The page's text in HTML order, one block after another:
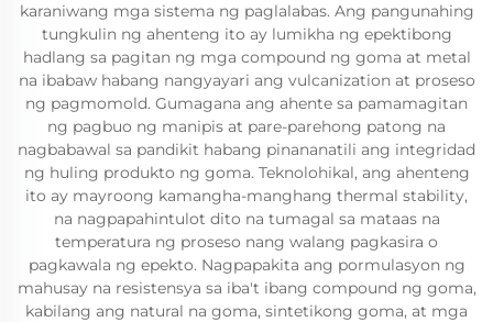
karaniwang mga sistema ng paglalabas. Ang pangunahing
tungkulin ng ahenteng ito ay lumikha ng epektibong
hadlang sa pagitan ng mga compound ng goma at metal
na ibabaw habang nangyayari ang vulcanization at proseso
ng pagmomold. Gumagana ang ahente sa pamamagitan
ng pagbuo ng manipis at pare-parehong patong na
nagbabawal sa pandikit habang pinananatili ang integridad
ng huling produkto ng goma. Teknolohikal, ang ahenteng
ito ay mayroong kamangha-manghang thermal stability,
na nagpapahintulot dito na tumagal sa mataas na
temperatura ng proseso nang walang pagkasira o
pagkawala ng epekto. Nagpapakita ang pormulasyon ng
mahusay na resistensya sa iba't ibang compound ng goma,
kabilang ang natural na goma, sintetikong goma, at mga